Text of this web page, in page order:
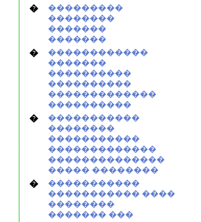
�
���������
��������
�������
�������
�
������������
�������
����������
����������
�������������
����������
�
�����������
��������
�����������
�������������
��������������
����� ��������
�
�����������
����������� ����
��������
������� ���